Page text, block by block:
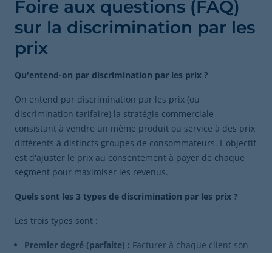
Foire aux questions (FAQ)
sur la discrimination par les
prix
Qu'entend-on par discrimination par les prix ?
On entend par discrimination par les prix (ou
discrimination tarifaire) la stratégie commerciale
consistant à vendre un même produit ou service à des prix
différents à distincts groupes de consommateurs. L'objectif
est d'ajuster le prix au consentement à payer de chaque
segment pour maximiser les revenus.
Quels sont les 3 types de discrimination par les prix ?
Les trois types sont :
Premier degré (parfaite) : Facturer à chaque client son